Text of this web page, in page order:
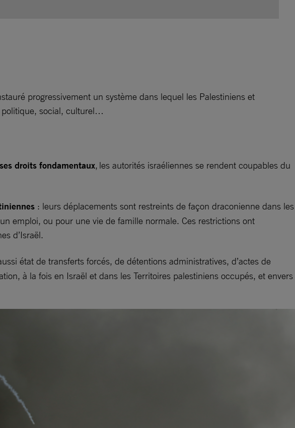
progressivement un système dans lequel les Palestiniens et
politique, social, culturel…
droits fondamentaux, les autorités israéliennes se rendent coupables du
: leurs déplacements sont restreints de façon draconienne dans les
emploi, ou pour une vie de famille normale. Ces restrictions ont
d’Israël.
état de transferts forcés, de détentions administratives, d’actes de
à la fois en Israël et dans les Territoires palestiniens occupés, et envers